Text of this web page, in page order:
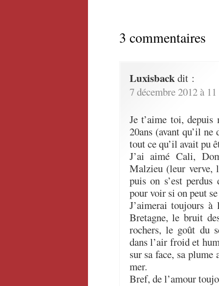
3 commentaires
Luxisbackdit :
7 décembre 2012 à
Je t’aime toi, depuis
20ans (avant qu’il
tout ce qu’il avait pu
J’ai aimé Cali,
Malzieu (leur verve,
puis on s’est
pour voir si on peut
J’aimerai toujours
Bretagne, le bruit
rochers, le goût du
dans l’air froid et
sur sa face, sa plume
mer.
Bref, de l’amour